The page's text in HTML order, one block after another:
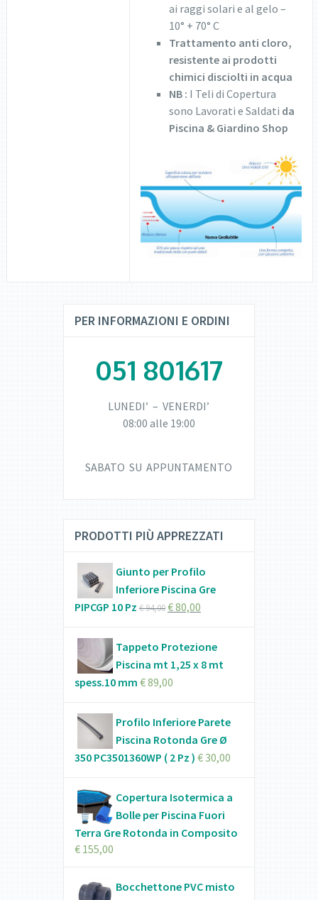
ai raggi solari e al gelo –
10° + 70° C
Trattamento anti cloro,
resistente ai prodotti
chimici disciolti in acqua
NB : I Teli di Copertura
sono Lavorati e Saldati da
Piscina & Giardino Shop
PER INFORMAZIONI E ORDINI
051 801617
LUNEDI’ – VENERDI’
08:00 alle 19:00
SABATO SU APPUNTAMENTO
PRODOTTI PIÙ APPREZZATI
Giunto per Profilo
Inferiore Piscina Gre
PIPCGP 10 Pz €94,00€80,00
Tappeto Protezione
Piscina mt 1,25 x 8 mt
spess.10 mm €89,00
Profilo Inferiore Parete
Piscina Rotonda Gre Ø
350 PC3501360WP ( 2 Pz ) €30,00
Copertura Isotermica a
Bolle per Piscina Fuori
Terra Gre Rotonda in Composito
€155,00
Bocchettone PVC misto